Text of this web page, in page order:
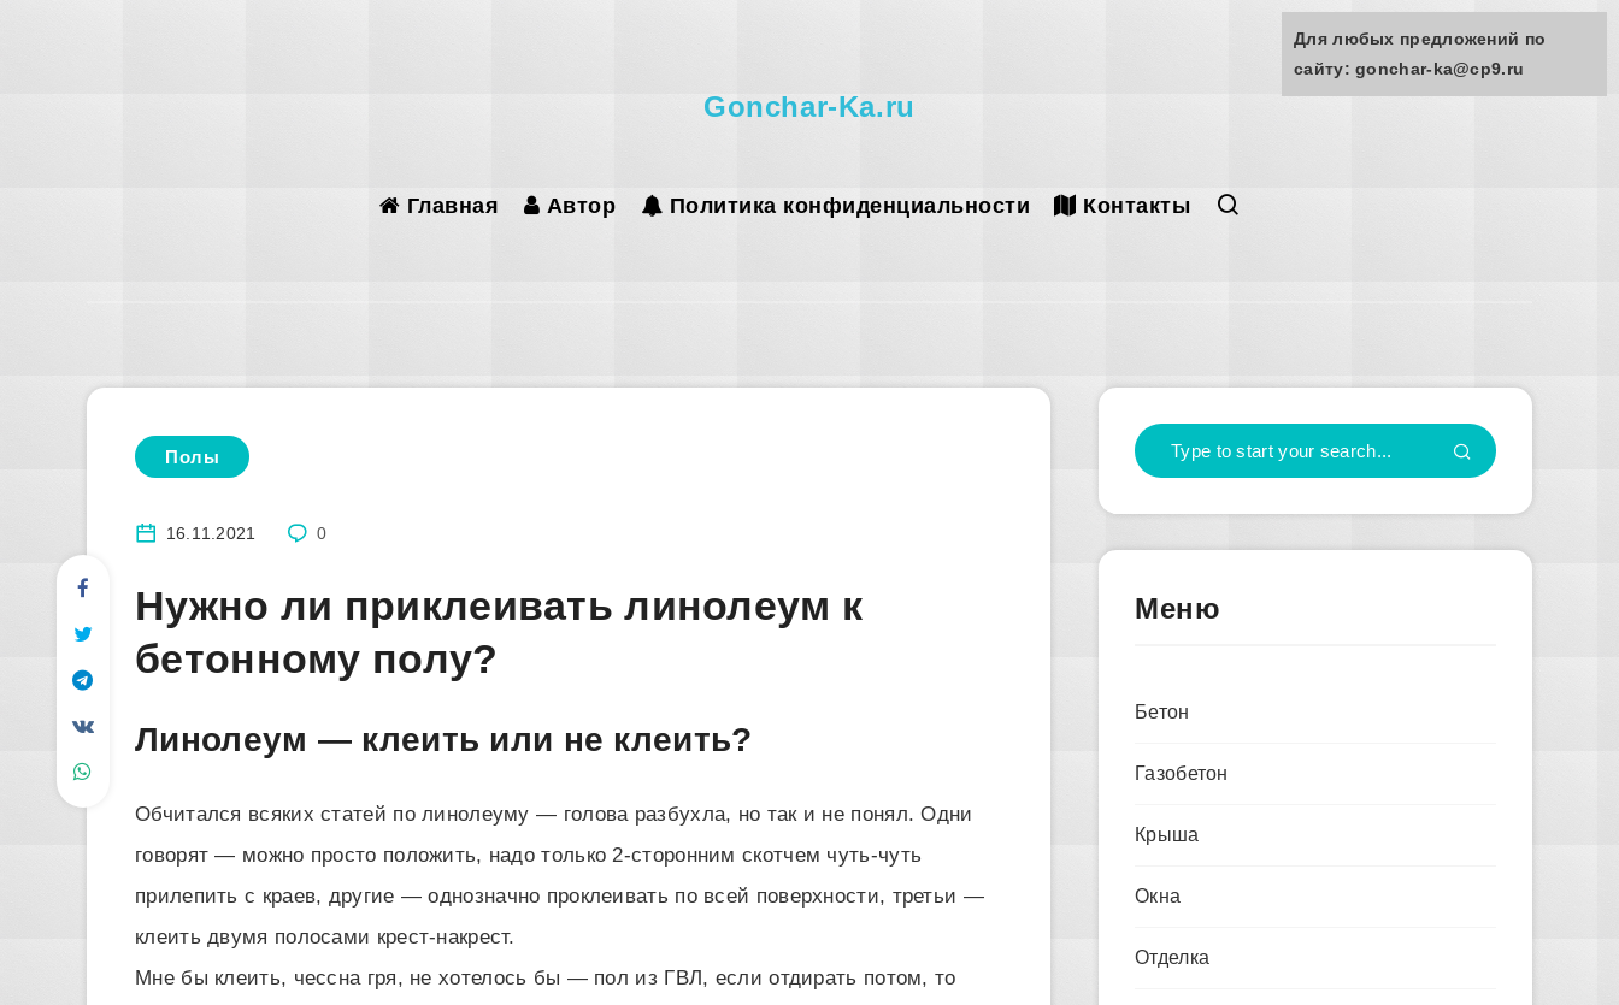
Gonchar-Ka.ru
Главная Автор Политика конфиденциальности Контакты
Полы
16.11.2021 0
Нужно ли приклеивать линолеум к
бетонному полу?
Линолеум — клеить или не клеить?
Обчитался всяких статей по линолеуму — голова разбухла, но так и не понял. Одни
говорят — можно просто положить, надо только 2-сторонним скотчем чуть-чуть
прилепить с краев, другие — однозначно проклеивать по всей поверхности, третьи —
клеить двумя полосами крест-накрест.
Мне бы клеить, чессна гря, не хотелось бы — пол из ГВЛ, если отдирать потом, то
Меню
Бетон
Газобетон
Крыша
Окна
Отделка
Для любых предложений по
сайту: gonchar-ka@cp9.ru